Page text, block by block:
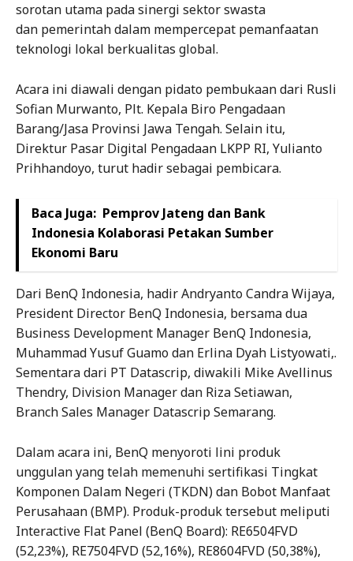
sorotan utama pada sinergi sektor swasta
dan pemerintah dalam mempercepat pemanfaatan
teknologi lokal berkualitas global.
Acara ini diawali dengan pidato pembukaan dari Rusli
Sofian Murwanto, Plt. Kepala Biro Pengadaan
Barang/Jasa Provinsi Jawa Tengah. Selain itu,
Direktur Pasar Digital Pengadaan LKPP RI, Yulianto
Prihhandoyo, turut hadir sebagai pembicara.
Baca Juga: Pemprov Jateng dan Bank
Indonesia Kolaborasi Petakan Sumber
Ekonomi Baru
Dari BenQ Indonesia, hadir Andryanto Candra Wijaya,
President Director BenQ Indonesia, bersama dua
Business Development Manager BenQ Indonesia,
Muhammad Yusuf Guamo dan Erlina Dyah Listyowati,.
Sementara dari PT Datascrip, diwakili Mike Avellinus
Thendry, Division Manager dan Riza Setiawan,
Branch Sales Manager Datascrip Semarang.
Dalam acara ini, BenQ menyoroti lini produk
unggulan yang telah memenuhi sertifikasi Tingkat
Komponen Dalam Negeri (TKDN) dan Bobot Manfaat
Perusahaan (BMP). Produk-produk tersebut meliputi
Interactive Flat Panel (BenQ Board): RE6504FVD
(52,23%), RE7504FVD (52,16%), RE8604FVD (50,38%),